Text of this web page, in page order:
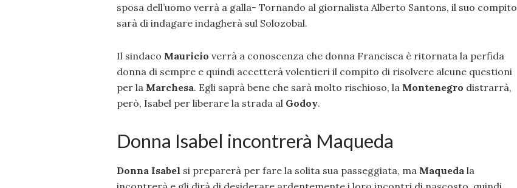
sposa dell’uomo verrà a galla- Tornando al giornalista Alberto Santons, il suo compito
sarà di indagare indagherà sul Solozobal.
Il sindaco Mauricio verrà a conoscenza che donna Francisca è ritornata la perfida
donna di sempre e quindi accetterà volentieri il compito di risolvere alcune questioni
per la Marchesa. Egli saprà bene che sarà molto rischioso, la Montenegro distrarrà,
però, Isabel per liberare la strada al Godoy.
Donna Isabel incontrerà Maqueda
Donna Isabel si preparerà per fare la solita sua passeggiata, ma Maqueda la